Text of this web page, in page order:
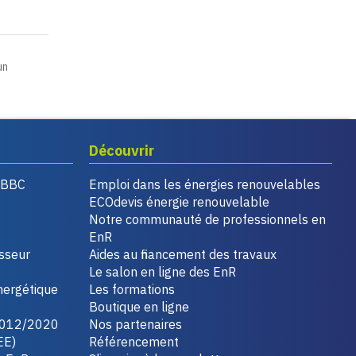
2020
Découvrir
Emploi dans les énergies renouvelables
ECOdevis énergie renouvelable
Notre communauté de professionnels en
EnR
Aides au financement des travaux
Le salon en ligne des EnR
Les formations
Boutique en ligne
Nos partenaires
Référencement